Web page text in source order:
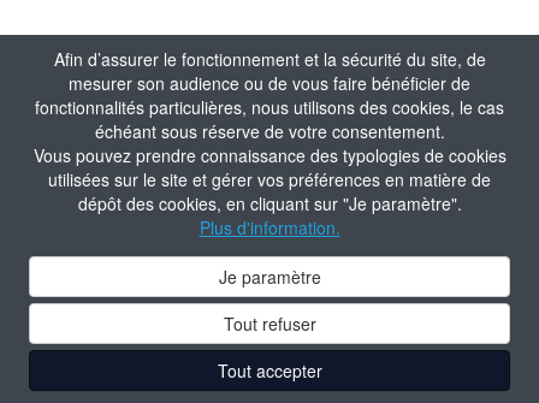
Afin d’assurer le fonctionnement et la sécurité du site, de
mesurer son audience ou de vous faire bénéficier de
fonctionnalités particulières, nous utilisons des cookies, le cas
échéant sous réserve de votre consentement.
Vous pouvez prendre connaissance des typologies de cookies
utilisées sur le site et gérer vos préférences en matière de
dépôt des cookies, en cliquant sur "Je paramètre".
Plus d'information.
Je paramètre
Tout refuser
Tout accepter